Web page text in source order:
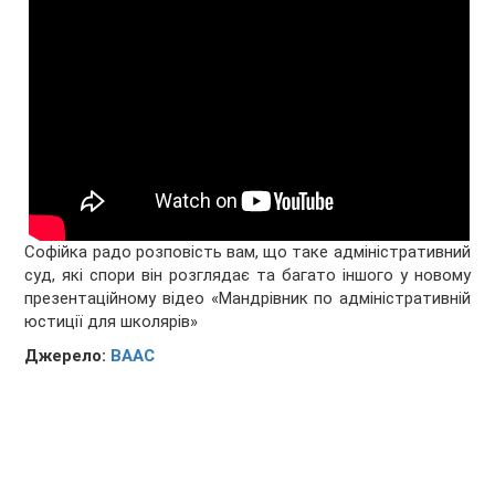
Софійка радо розповість вам, що таке адміністративний
суд, які спори він розглядає та багато іншого у новому
презентаційному відео «Мандрівник по адміністративній
юстиції для школярів»
Джерело: ВААС